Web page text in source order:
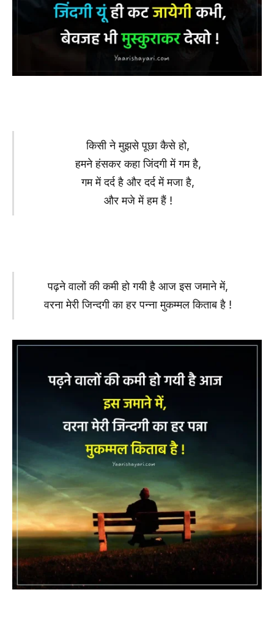
किसी ने मुझसे पूछा कैसे हो,
हमने हंसकर कहा जिंदगी में गम है,
गम में दर्द है और दर्द में मजा है,
और मजे में हम हैं !
पढ़ने वालों की कमी हो गयी है आज इस जमाने में,
वरना मेरी जिन्दगी का हर पन्ना मुकम्मल किताब है !